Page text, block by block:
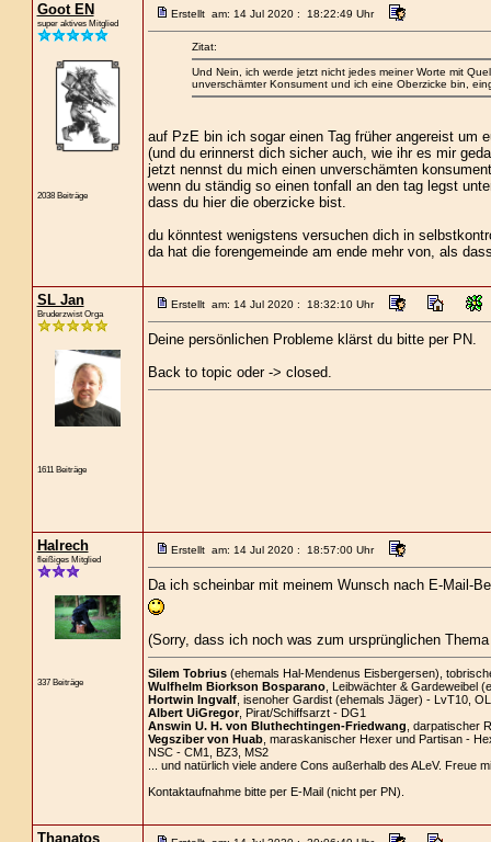
Goot EN
super aktives Mitglied
2038 Beiträge
Erstellt am: 14 Jul 2020 : 18:22:49 Uhr
Zitat:
Und Nein, ich werde jetzt nicht jedes meiner Worte mit
unverschämter Konsument und ich eine Oberzicke bin,
auf PzE bin ich sogar einen Tag früher angereist um
(und du erinnerst dich sicher auch, wie ihr es mir
jetzt nennst du mich einen unverschämten
wenn du ständig so einen tonfall an den tag legst
dass du hier die oberzicke bist.
du könntest wenigstens versuchen dich in
da hat die forengemeinde am ende mehr von, als
SL Jan
Bruderzwist Orga
1611 Beiträge
Erstellt am: 14 Jul 2020 : 18:32:10 Uhr
Deine persönlichen Probleme klärst du bitte per PN.
Back to topic oder -> closed.
Halrech
fleißiges Mitglied
337 Beiträge
Erstellt am: 14 Jul 2020 : 18:57:00 Uhr
Da ich scheinbar mit meinem Wunsch nach E-Mail-
(Sorry, dass ich noch was zum ursprünglichen
Silem Tobrius(ehemals Hal-Mendenus Eisbergersen),
Wulfhelm Biorkson Bosparano, Leibwächter & Gardeweibel
Hortwin Ingvalf, isenoher Gardist (ehemals Jäger) - LvT10,
Albert UiGregor, Pirat/Schiffsarzt - DG1
Answin U. H. von Bluthechtingen-Friedwang , darpatischer
Vegsziber von Huab, maraskanischer Hexer und Partisan -
NSC - CM1, BZ3, MS2
... und natürlich viele andere Cons außerhalb des ALeV. Freue
Kontaktaufnahme bitte per E-Mail (nicht per PN).
Thanatos